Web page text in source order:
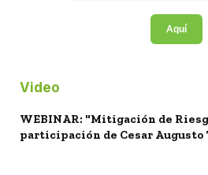
Aquí
Video
WEBINAR: "Mitigación de
participación de Cesar Augusto